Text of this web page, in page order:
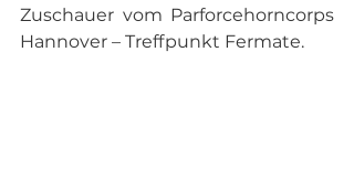
Zuschauer vom Parforcehorncorps
Hannover – Treffpunkt Fermate.